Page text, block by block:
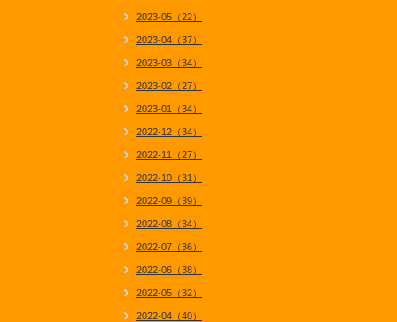
2023-05（22）
2023-04（37）
2023-03（34）
2023-02（27）
2023-01（34）
2022-12（34）
2022-11（27）
2022-10（31）
2022-09（39）
2022-08（34）
2022-07（36）
2022-06（38）
2022-05（32）
2022-04（40）